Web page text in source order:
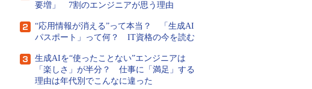
要増」 7割のエンジニアが思う理由
“応用情報が消える”って本当？ 「生成AI
パスポート」って何？ IT資格の今を読む
生成AIを“使ったことない”エンジニアは
「楽しさ」が半分？ 仕事に「満足」する
理由は年代別でこんなに違った